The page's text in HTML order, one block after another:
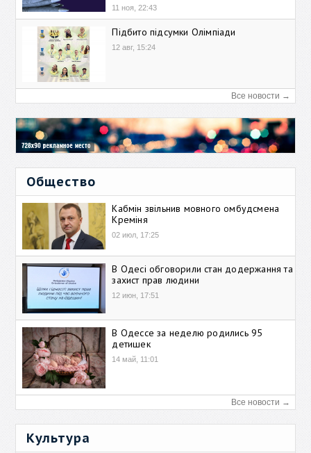
11 ноя, 22:43
Підбито підсумки Олімпіади
12 авг, 15:24
Все новости →
Общество
Кабмін звільнив мовного омбудсмена
Креміня
02 июл, 17:25
В Одесі обговорили стан додержання та
захист прав людини
12 июн, 17:51
В Одессе за неделю родились 95
детишек
14 май, 11:01
Все новости →
Культура